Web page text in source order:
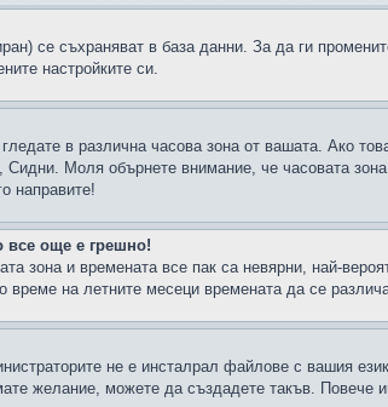
се съхраняват в база данни. За да ги
настройките си.
в различна часова зона от вашата. Ако
Моля обърнете внимание, че часовата зона,
направите!
все още е грешно!
зона и времената все пак са невярни, най-
време на летните месеци времената да се
не е инсталрал файлове с вашия
желание, можете да създадете такъв.